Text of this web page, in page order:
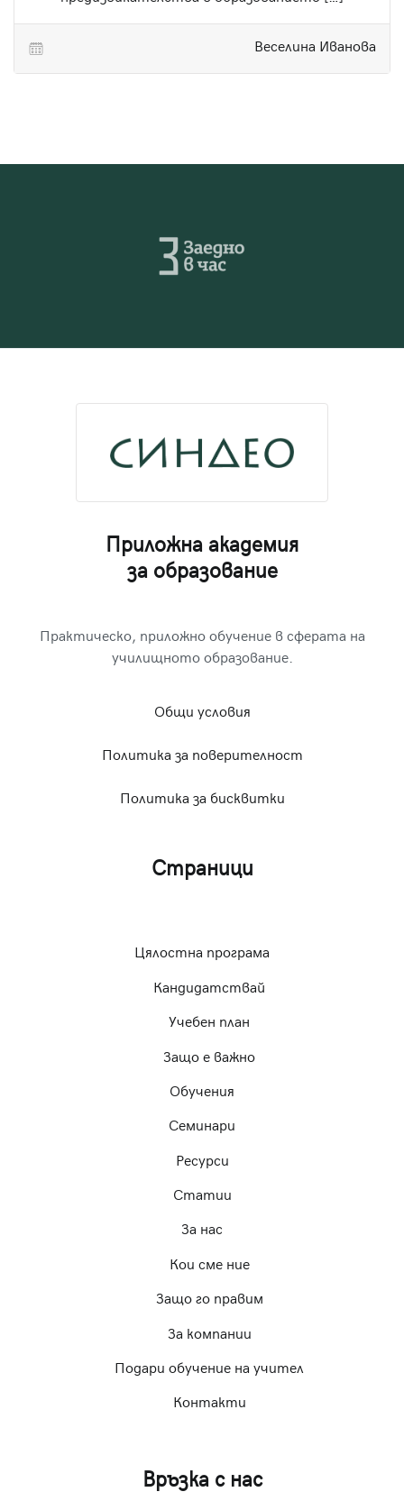
Веселина Иванова
Приложна академия
за образование
Практическо, приложно обучение в сферата на
училищното образование.
Общи условия
Политика за поверителност
Политика за бисквитки
Страници
Цялостна програма
Кандидатствай
Учебен план
Защо е важно
Обучения
Семинари
Ресурси
Статии
За нас
Кои сме ние
Защо го правим
За компании
Подари обучение на учител
Контакти
Връзка с нас